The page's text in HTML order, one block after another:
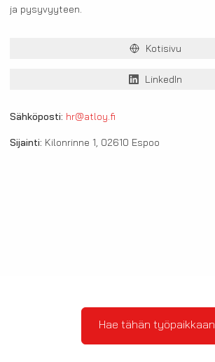
ja pysyvyyteen.
Kotisivu
LinkedIn
Sähköposti: hr@atloy.fi
Sijainti: Kilonrinne 1, 02610 Espoo
Hae tähän työpaikkaan